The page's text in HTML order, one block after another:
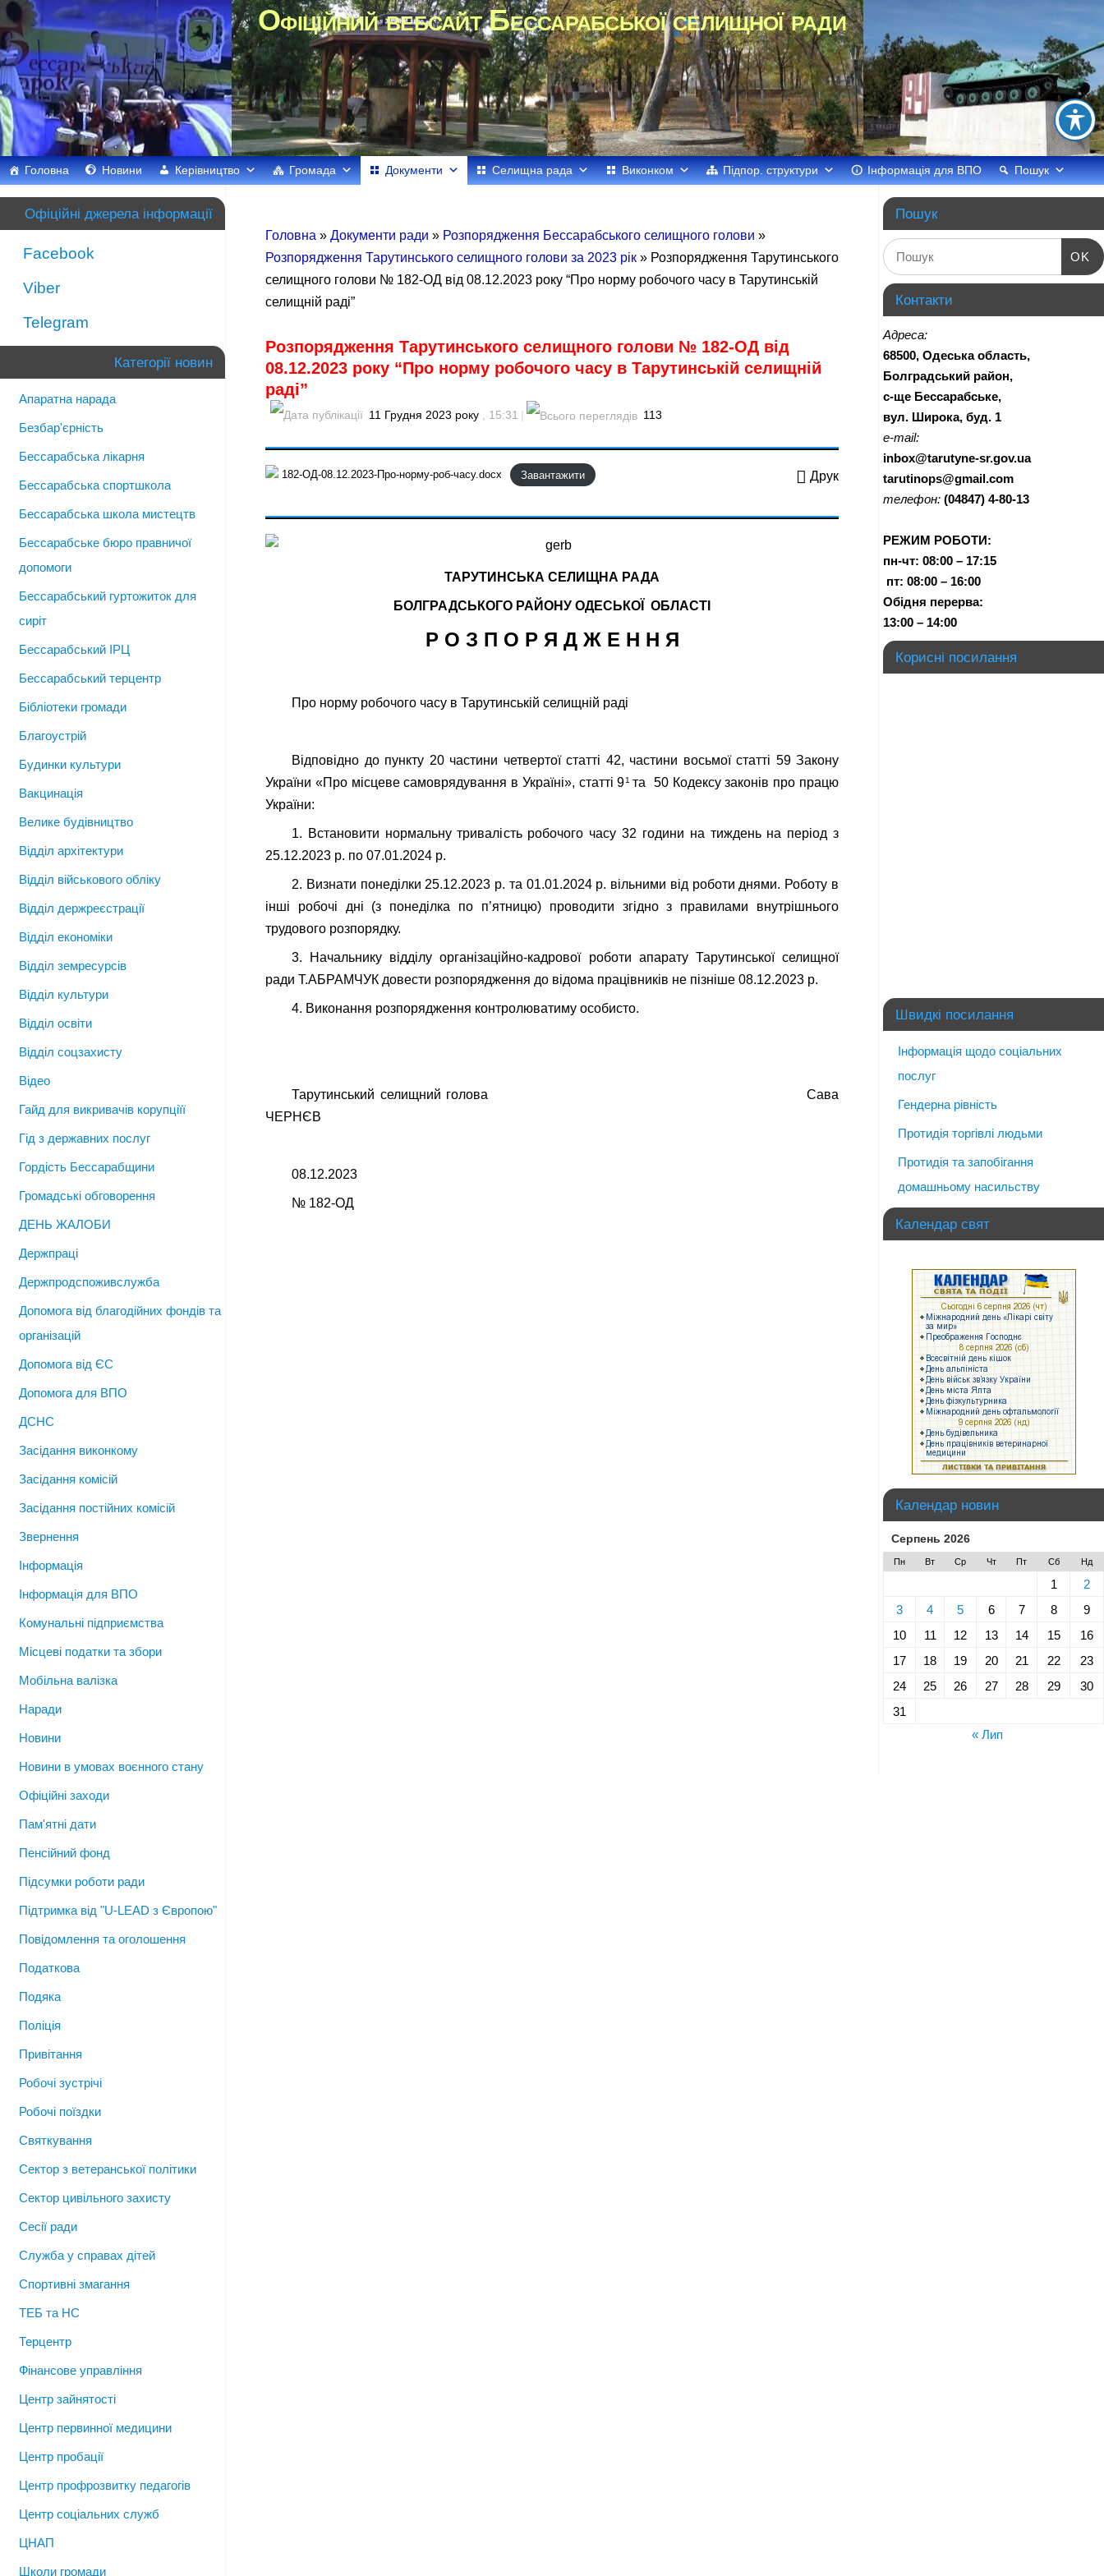
Офіційний вебсайт Бессарабської селищної ради
Головна Новини Керівництво Громада Документи Селищна рада Виконком Підпор. структури Інформація для ВПО Пошук
Головна » Документи ради » Розпорядження Бессарабського селищного голови »
Розпорядження Тарутинського селищного голови за 2023 рік » Розпорядження Тарутинського
селищного голови № 182-ОД від 08.12.2023 року “Про норму робочого часу в Тарутинській
селищній раді”
Розпорядження Тарутинського селищного голови № 182-ОД від
08.12.2023 року “Про норму робочого часу в Тарутинській селищній
раді”
11 Грудня 2023 року , 15:31 | 113
182-ОД-08.12.2023-Про-норму-роб-часу.docx Завантажити Друк
ТАРУТИНСЬКА СЕЛИЩНА РАДА
БОЛГРАДСЬКОГО РАЙОНУ ОДЕСЬКОЇ ОБЛАСТІ
Р О З П О Р Я Д Ж Е Н Н Я
Про норму робочого часу в Тарутинській селищній раді
Відповідно до пункту 20 частини четвертої статті 42, частини восьмої статті 59 Закону
України «Про місцеве самоврядування в Україні», статті 91та 50 Кодексу законів про працю
України:
1. Встановити нормальну тривалість робочого часу 32 години на тиждень на період з
25.12.2023 р. по 07.01.2024 р.
2. Визнати понеділки 25.12.2023 р. та 01.01.2024 р. вільними від роботи днями. Роботу в
інші робочі дні (з понеділка по п’ятницю) проводити згідно з правилами внутрішнього
трудового розпорядку.
3. Начальнику відділу організаційно-кадрової роботи апарату Тарутинської селищної
ради Т.АБРАМЧУК довести розпорядження до відома працівників не пізніше 08.12.2023 р.
4. Виконання розпорядження контролюватиму особисто.
Тарутинський селищний голова Сава
ЧЕРНЄВ
08.12.2023
№ 182-ОД
Офіційні джерела інформації
Facebook
Viber
Telegram
Категорії новин
Апаратна нарада
Безбар'єрність
Бессарабська лікарня
Бессарабська спортшкола
Бессарабська школа мистецтв
Бессарабське бюро правничої
допомоги
Бессарабський гуртожиток для
сиріт
Бессарабський ІРЦ
Бессарабський терцентр
Бібліотеки громади
Благоустрій
Будинки культури
Вакцинація
Велике будівництво
Відділ архітектури
Відділ військового обліку
Відділ держреєстрації
Відділ економіки
Відділ земресурсів
Відділ культури
Відділ освіти
Відділ соцзахисту
Відео
Гайд для викривачів корупціїї
Гід з державних послуг
Гордість Бессарабщини
Громадські обговорення
ДЕНЬ ЖАЛОБИ
Держпраці
Держпродспоживслужба
Допомога від благодійних фондів та
організацій
Допомога від ЄС
Допомога для ВПО
ДСНС
Засідання виконкому
Засідання комісій
Засідання постійних комісій
Звернення
Інформація
Інформація для ВПО
Комунальні підприємства
Місцеві податки та збори
Мобільна валізка
Наради
Новини
Новини в умовах воєнного стану
Офіційні заходи
Пам'ятні дати
Пенсійний фонд
Підсумки роботи ради
Підтримка від "U-LEAD з Європою"
Повідомлення та оголошення
Податкова
Подяка
Поліція
Привітання
Робочі зустрічі
Робочі поїздки
Святкування
Сектор з ветеранської політики
Сектор цивільного захисту
Сесії ради
Служба у справах дітей
Спортивні змагання
ТЕБ та НС
Терцентр
Фінансове управління
Центр зайнятості
Центр первинної медицини
Центр пробації
Центр профрозвитку педагогів
Центр соціальних служб
ЦНАП
Школи громади
Пошук
OK
Контакти
Адреса:
68500, Одеська область,
Болградський район,
с-ще Бессарабське,
вул. Широка, буд. 1
e-mail:
inbox@tarutyne-sr.gov.ua
tarutinops@gmail.com
телефон: (04847) 4-80-13
РЕЖИМ РОБОТИ:
пн-чт: 08:00 – 17:15
пт: 08:00 – 16:00
Обідня перерва:
13:00 – 14:00
Корисні посилання
Швидкі посилання
Інформація щодо соціальних
послуг
Гендерна рівність
Протидія торгівлі людьми
Протидія та запобігання
домашньому насильству
Календар свят
Календар новин
Серпень 2026
Пн Вт Ср Чт Пт Сб Нд
1
2
3
4 5 6 7 8
9
10
11 12 13 14 15
16
17
18 19 20 21 22
23
24
25 26 27 28 29
30
31
« Лип